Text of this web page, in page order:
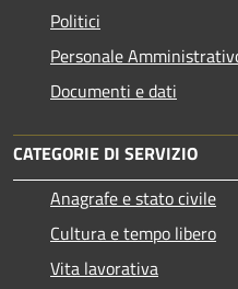
Politici
Personale
Documenti e dati
CATEGORIE DI SERVIZIO
Anagrafe e stato civile
Cultura e tempo libero
Vita lavorativa